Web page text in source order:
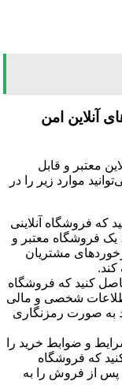
آنلاین امن
معتبر و قابل
موارد زیر را در
که فروشگاه آنلاینی
یک فروشگاه معتبر و
مشتریان
کنید که فروشگاه
شخصی و مالی
به صورت رمزنگاری
و ضوابط خرید را
که فروشگاه
پس از فروش را به